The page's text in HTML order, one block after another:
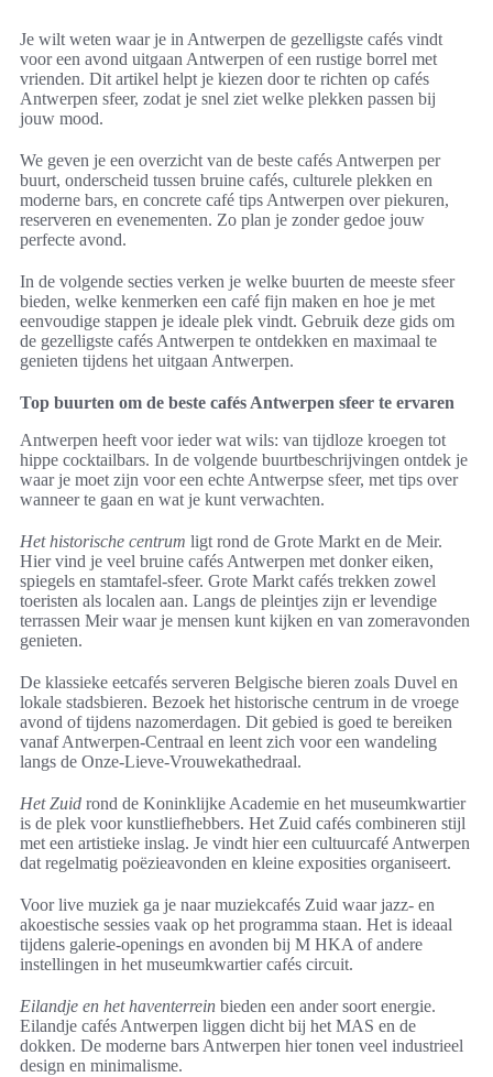
Je wilt weten waar je in Antwerpen de gezelligste cafés vindt
voor een avond uitgaan Antwerpen of een rustige borrel met
vrienden. Dit artikel helpt je kiezen door te richten op cafés
Antwerpen sfeer, zodat je snel ziet welke plekken passen bij
jouw mood.
We geven je een overzicht van de beste cafés Antwerpen per
buurt, onderscheid tussen bruine cafés, culturele plekken en
moderne bars, en concrete café tips Antwerpen over piekuren,
reserveren en evenementen. Zo plan je zonder gedoe jouw
perfecte avond.
In de volgende secties verken je welke buurten de meeste sfeer
bieden, welke kenmerken een café fijn maken en hoe je met
eenvoudige stappen je ideale plek vindt. Gebruik deze gids om
de gezelligste cafés Antwerpen te ontdekken en maximaal te
genieten tijdens het uitgaan Antwerpen.
Top buurten om de beste cafés Antwerpen sfeer te ervaren
Antwerpen heeft voor ieder wat wils: van tijdloze kroegen tot
hippe cocktailbars. In de volgende buurtbeschrijvingen ontdek je
waar je moet zijn voor een echte Antwerpse sfeer, met tips over
wanneer te gaan en wat je kunt verwachten.
Het historische centrum ligt rond de Grote Markt en de Meir.
Hier vind je veel bruine cafés Antwerpen met donker eiken,
spiegels en stamtafel-sfeer. Grote Markt cafés trekken zowel
toeristen als localen aan. Langs de pleintjes zijn er levendige
terrassen Meir waar je mensen kunt kijken en van zomeravonden
genieten.
De klassieke eetcafés serveren Belgische bieren zoals Duvel en
lokale stadsbieren. Bezoek het historische centrum in de vroege
avond of tijdens nazomerdagen. Dit gebied is goed te bereiken
vanaf Antwerpen-Centraal en leent zich voor een wandeling
langs de Onze-Lieve-Vrouwekathedraal.
Het Zuid rond de Koninklijke Academie en het museumkwartier
is de plek voor kunstliefhebbers. Het Zuid cafés combineren stijl
met een artistieke inslag. Je vindt hier een cultuurcafé Antwerpen
dat regelmatig poëzieavonden en kleine exposities organiseert.
Voor live muziek ga je naar muziekcafés Zuid waar jazz- en
akoestische sessies vaak op het programma staan. Het is ideaal
tijdens galerie-openings en avonden bij M HKA of andere
instellingen in het museumkwartier cafés circuit.
Eilandje en het haventerrein bieden een ander soort energie.
Eilandje cafés Antwerpen liggen dicht bij het MAS en de
dokken. De moderne bars Antwerpen hier tonen veel industrieel
design en minimalisme.